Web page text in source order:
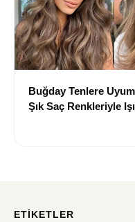
Buğday Tenlere
Şık Saç Renkleriyle
ETIKETLER